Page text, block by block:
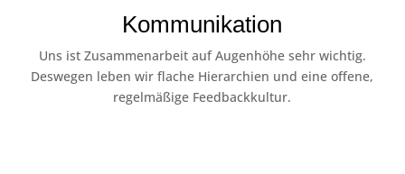
Kommunikation
Uns ist Zusammenarbeit auf Augenhöhe sehr wichtig.
Deswegen leben wir flache Hierarchien und eine offene,
regelmäßige Feedbackkultur.